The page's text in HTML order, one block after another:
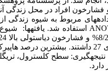
افراد در محل زندگی
مربوط به شیوه
کیلوگرم بر مترمربع بود و 46% شاخص توده بدنی
و افراد متاهل بود. نتیجه­گیری: سطح